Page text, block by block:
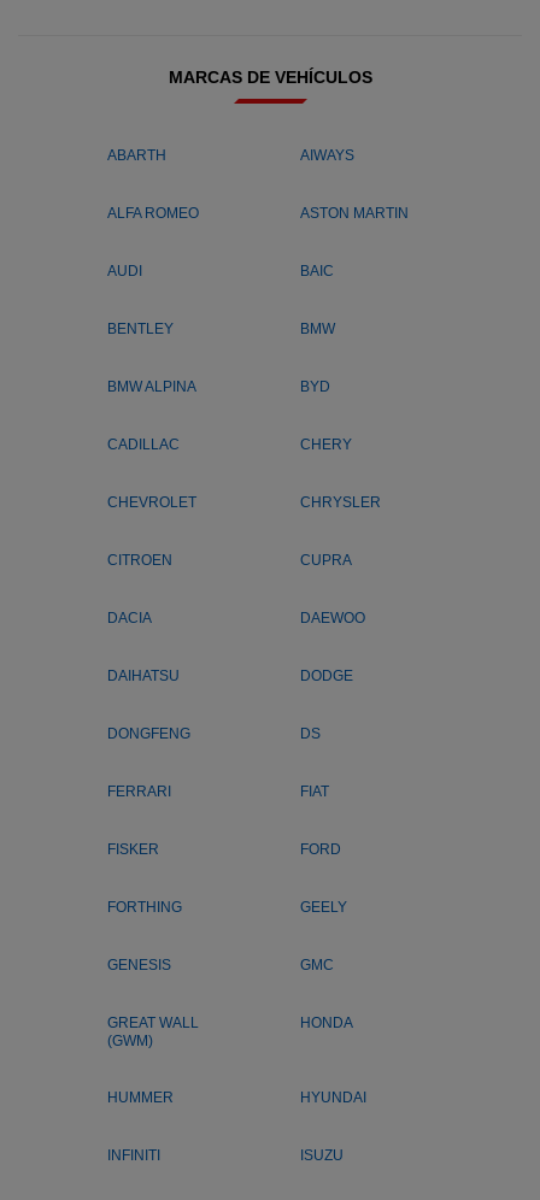
MARCAS DE VEHÍCULOS
ABARTH AIWAYS
ALFA ROMEO ASTON MARTIN
AUDI BAIC
BENTLEY BMW
BMW ALPINA BYD
CADILLAC CHERY
CHEVROLET CHRYSLER
CITROEN CUPRA
DACIA DAEWOO
DAIHATSU DODGE
DONGFENG DS
FERRARI FIAT
FISKER FORD
FORTHING GEELY
GENESIS GMC
GREAT WALL
(GWM)
HONDA
HUMMER HYUNDAI
INFINITI ISUZU